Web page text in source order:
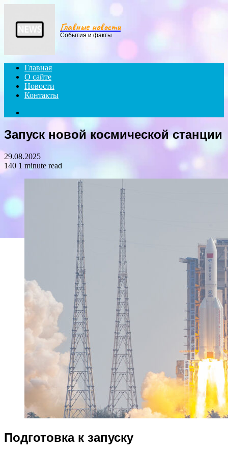
Главные новости
События и факты
Главная
О сайте
Новости
Контакты
Запуск новой космической станции
29.08.2025
140 1 minute read
Подготовка к запуску